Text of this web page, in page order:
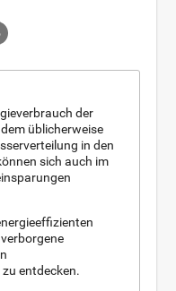
der
üblicherweise
in den
sich auch im
entdecken.